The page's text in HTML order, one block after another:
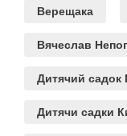
Верещака
Вячеслав
Дитячий садок
Дитячи садки